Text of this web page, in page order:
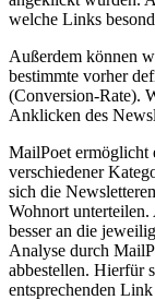
welche Links
Außerdem können
bestimmte vorher
(Conversion-Rate).
Anklicken des
MailPoet ermöglicht
verschiedener
sich die
Wohnort unterteilen.
besser an die
Analyse durch
abbestellen. Hierfür
entsprechenden